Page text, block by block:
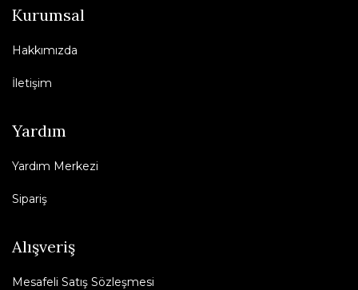
Kurumsal
Hakkımızda
İletişim
Yardım
Yardım Merkezi
Sipariş
Alışveriş
Mesafeli Satış Sözleşmesi